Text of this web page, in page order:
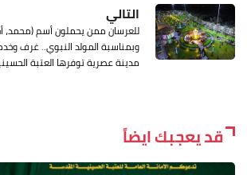
التالي
للعرسان ممن يحملون أسم
وبمناسبة المولد النبوي.. غرف
مدينة عصرية توفرها العتبة
قد يعجبك ايضاً